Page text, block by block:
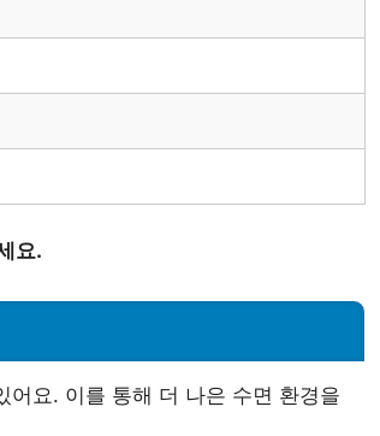
요.
어요. 이를 통해 더 나은 수면 환경을